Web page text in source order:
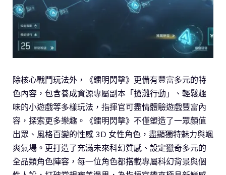
除核心戰鬥玩法外，《鐳明閃擊》更備有豐富多元的特
色內容，包含養成資源專屬副本「搶灘行動」、輕鬆趣
味的小遊戲等多樣玩法，指揮官可盡情體驗遊戲豐富內
容，探索更多樂趣。《鐳明閃擊》不僅塑造了一眾顏值
出眾、風格百變的性感 3D 女性角色，盡顯獨特魅力與颯
爽氣場。更打造了充滿未來科幻質感、設定獵奇多元的
全品類角色陣容，每一位角色都搭載專屬科幻背景與個